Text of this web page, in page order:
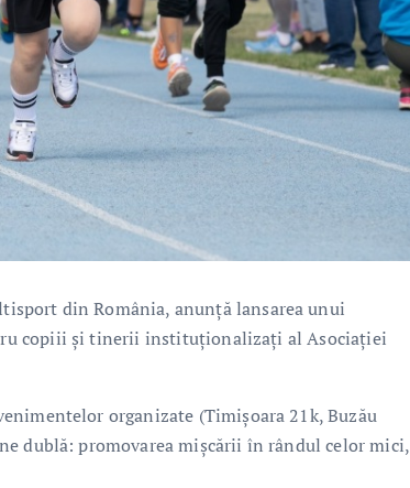
din România, anunță lansarea unui
copiii și tinerii instituționalizați al Asociației
organizate (Timișoara 21k, Buzău
dublă: promovarea mișcării în rândul celor mici,